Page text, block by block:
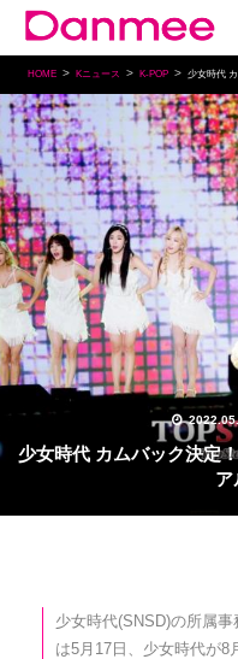
HOME Kニュース K-POP 少女時代
少女時代 カムバック決定！8月にデビュー15周年を記念して新
ア
少女時代(SNSD)の所属
は5月17日、少女時代が8